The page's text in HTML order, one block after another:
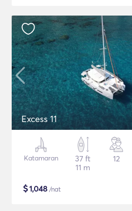
Excess 11
Katamaran
37 ft
11 m
12
$1,048 /nat